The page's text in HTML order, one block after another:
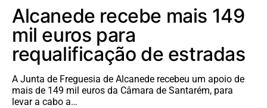
Alcanede recebe mais 149
mil euros para
requalificação de estradas
A Junta de Freguesia de Alcanede recebeu um apoio de
mais de 149 mil euros da Câmara de Santarém, para
levar a cabo a…